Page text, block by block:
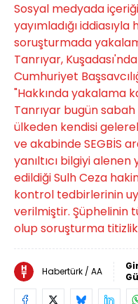
Sosyal medyada
yayımladığı
soruşturmada
Tanrıyar,
Cumhuriyet
"Hakkında yakalama
Tanrıyar bugün
ülkeden kendisi
ve akabinde SEGBİS
yanıltıcı bilgiyi
edildiği Sulh Ceza
kontrol tedbirlerinin
verilmiştir. Şüphelinin
olup soruşturma
Habertürk / AA